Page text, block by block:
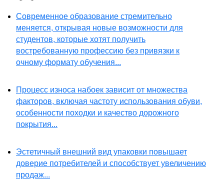
Современное образование стремительно
меняется, открывая новые возможности для
студентов, которые хотят получить
востребованную профессию без привязки к
очному формату обучения...
Процесс износа набоек зависит от множества
факторов, включая частоту использования обуви,
особенности походки и качество дорожного
покрытия...
Эстетичный внешний вид упаковки повышает
доверие потребителей и способствует увеличению
продаж...